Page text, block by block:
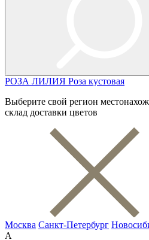
РОЗА ЛИЛИЯ Роза кустовая
Выберите свой регион
склад доставки цветов
Москва Санкт-Петербург
А